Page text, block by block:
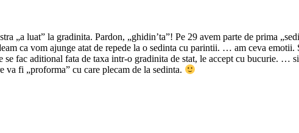
„a luat” la gradinita. Pardon, „ghidin’ta”! Pe 29 avem parte de prima
ca vom ajunge atat de repede la o sedinta cu parintii. … am ceva
se fac aditional fata de taxa intr-o gradinita de stat, le accept cu bucurie.
va fi „proforma” cu care plecam de la sedinta.